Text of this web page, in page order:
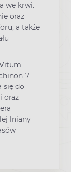
we krwi.
oraz
a także
7
się do
oraz
lniany